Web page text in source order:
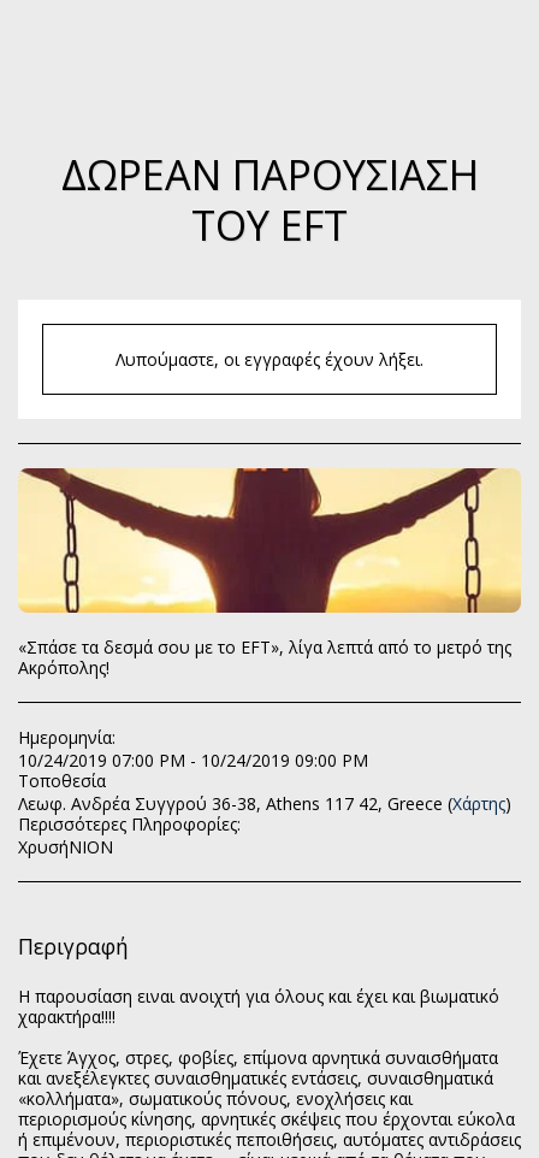
ΔΩΡΕΑΝ ΠΑΡΟΥΣΊΑΣΗ
ΤΟΥ EFT
Λυπούμαστε, οι εγγραφές έχουν λήξει.
«Σπάσε τα δεσμά σου με το EFT», λίγα λεπτά από το μετρό της
Ακρόπολης!
Ημερομηνία:
10/24/2019 07:00 PM - 10/24/2019 09:00 PM
Τοποθεσία
Λεωφ. Ανδρέα Συγγρού 36-38, Athens 117 42, Greece (Χάρτης)
Περισσότερες Πληροφορίες:
ΧρυσήΝΙΟΝ
Περιγραφή
Η παρουσίαση ειναι ανοιχτή για όλους και έχει και βιωματικό
χαρακτήρα!!!!
Έχετε Άγχος, στρες, φοβίες, επίμονα αρνητικά συναισθήματα
και ανεξέλεγκτες συναισθηματικές εντάσεις, συναισθηματικά
«κολλήματα», σωματικούς πόνους, ενοχλήσεις και
περιορισμούς κίνησης, αρνητικές σκέψεις που έρχονται εύκολα
ή επιμένουν, περιοριστικές πεποιθήσεις, αυτόματες αντιδράσεις